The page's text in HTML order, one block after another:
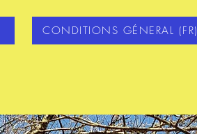
CONDITIONS GÉNERAL (FR)